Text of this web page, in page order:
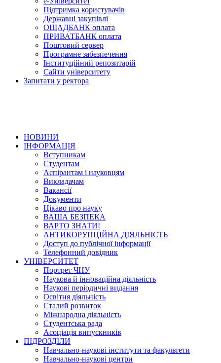
Підтримка користувачів
Державні закупівлі
ОЩАДБАНК оплата
ПРИВАТБАНК оплата
Поштовий сервер
Програмне забезпечення
Інституційний репозитарій
Сайти університету
Запитати у ректора
НОВИНИ
ІНФОРМАЦІЯ
Вступникам
Студентам
Аспірантам і науковцям
Викладачам
Вакансії
Документи
Цікаво про науку
ВАША БЕЗПЕКА
ВАРТО ЗНАТИ!
АНТИКОРУПЦІЙНА ДІЯЛЬНІСТЬ
Доступ до публічної інформації
Телефонний довідник
УНІВЕРСИТЕТ
Портрет ЧНУ
Наукова й інноваційна діяльність
Наукові періодичні видання
Освітня діяльність
Сталий розвиток
Міжнародна діяльність
Студентська рада
Асоціація випускників
ПІДРОЗДІЛИ
Навчально-наукові інститути та факультети
Навчально-наукові центри